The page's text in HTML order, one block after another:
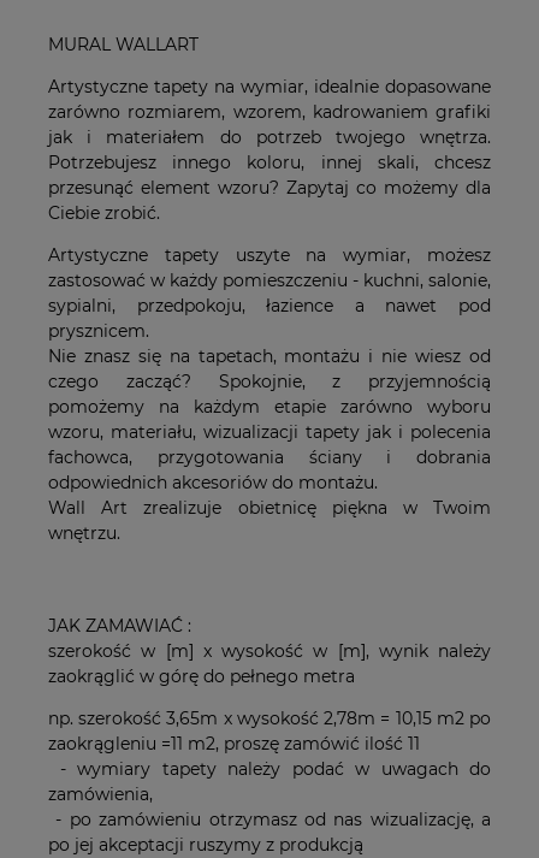
MURAL WALLART
Artystyczne tapety na wymiar, idealnie dopasowane
zarówno rozmiarem, wzorem, kadrowaniem grafiki
jak i materiałem do potrzeb twojego wnętrza.
Potrzebujesz innego koloru, innej skali, chcesz
przesunąć element wzoru? Zapytaj co możemy dla
Ciebie zrobić.
Artystyczne tapety uszyte na wymiar, możesz
zastosować w każdy pomieszczeniu - kuchni, salonie,
sypialni, przedpokoju, łazience a nawet pod
prysznicem.
Nie znasz się na tapetach, montażu i nie wiesz od
czego zacząć? Spokojnie, z przyjemnością
pomożemy na każdym etapie zarówno wyboru
wzoru, materiału, wizualizacji tapety jak i polecenia
fachowca, przygotowania ściany i dobrania
odpowiednich akcesoriów do montażu.
Wall Art zrealizuje obietnicę piękna w Twoim
wnętrzu.
JAK ZAMAWIAĆ :
szerokość w [m] x wysokość w [m], wynik należy
zaokrąglić w górę do pełnego metra
np. szerokość 3,65m x wysokość 2,78m = 10,15 m2 po
zaokrągleniu =11 m2, proszę zamówić ilość 11
- wymiary tapety należy podać w uwagach do
zamówienia,
- po zamówieniu otrzymasz od nas wizualizację, a
po jej akceptacji ruszymy z produkcją